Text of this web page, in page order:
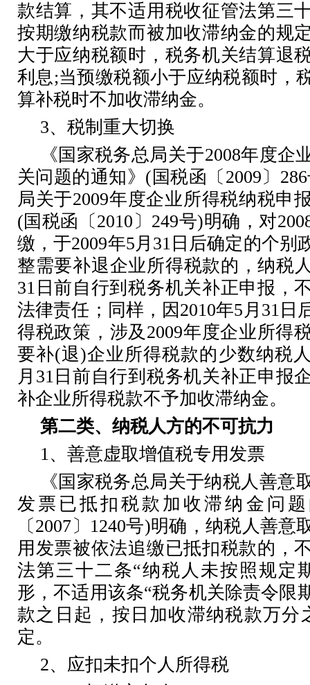
款结算，其不适用税收征管法第三
按期缴纳税款而被加收滞纳金的规
大于应纳税额时，税务机关结算退
利息;当预缴税额小于应纳税额时，
算补税时不加收滞纳金。
3、税制重大切换
《国家税务总局关于2008年度企
关问题的通知》 ( 国税函〔 2009 〕 286
局关于2009年度企业所得税纳税申
(国税函〔 2010 〕 249号)明确，对
缴，于2009年5月 31 日后确定的个别
整需要补退企业所得税款的，纳税
31 日前自行到税务机关补正申报，
法律责任；同样，因2010年5 月 31 日
得税政策，涉及 2009年度企业所得
要补(退)企业所得税款的少数纳税
月 31 日前自行到税务机关补正申报
补企业所得税款不予加收滞纳金。
第二类、纳税人方的不可抗力
1、善意虚取增值税专用发票
《国家税务总局关于纳税人善意
发票已抵扣税款加收滞纳金问
〔 2007 〕 1240号)明确，纳税人善意
用发票被依法追缴已抵扣税款的，
法第三十二条“纳税人未按照规定
形，不适用该条“税务机关除责令限
款之日起，按日加收滞纳税款万分
定。
2、应扣未扣个人所得税